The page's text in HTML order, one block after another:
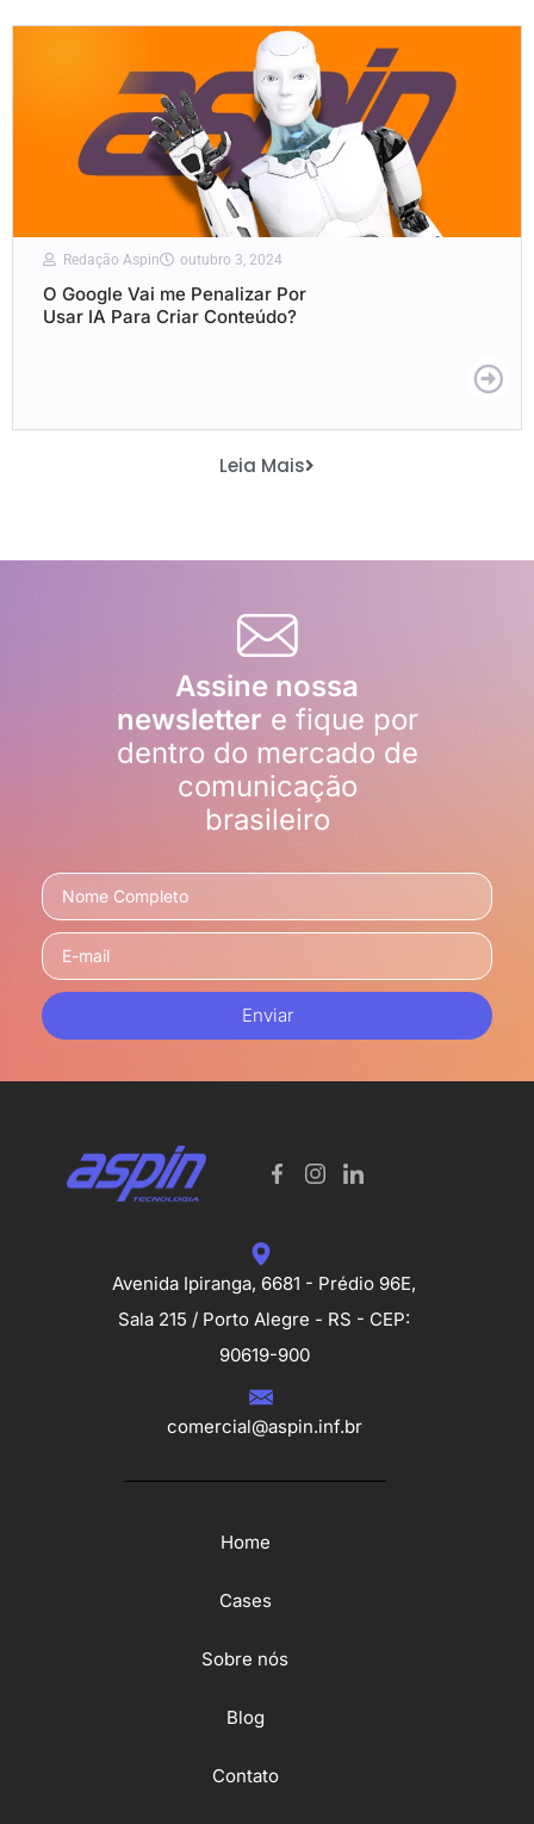
Redação Aspin outubro 3, 2024
O Google Vai me Penalizar Por
Usar IA Para Criar Conteúdo?
Leia Mais
Assine nossa
newsletter e fique por
dentro do mercado de
comunicação
brasileiro
Enviar
Avenida Ipiranga, 6681 - Prédio 96E,
Sala 215 / Porto Alegre - RS - CEP:
90619-900
comercial@aspin.inf.br
Home
Cases
Sobre nós
Blog
Contato